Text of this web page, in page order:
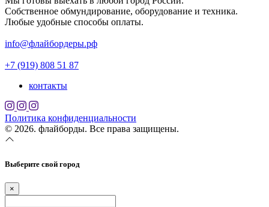
Собственное обмундирование, оборудование и техника.
Любые удобные способы оплаты.
info@флайбордеры.рф
+7 (919) 808 51 87
контакты
Политика конфиденциальности
© 2026. флайборды. Все права защищены.
Выберите свой город
×